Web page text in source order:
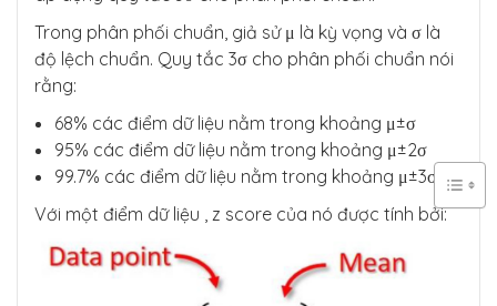
Trong phân phối chuẩn, giả sử μ là kỳ vọng và σ là
độ lệch chuẩn. Quy tắc 3σ cho phân phối chuẩn nói
rằng:
68% các điểm dữ liệu nằm trong khoảng μ±σ
95% các điểm dữ liệu nằm trong khoảng μ±2σ
99.7% các điểm dữ liệu nằm trong khoảng μ±3σ
Với một điểm dữ liệu , z score của nó được tính bởi: